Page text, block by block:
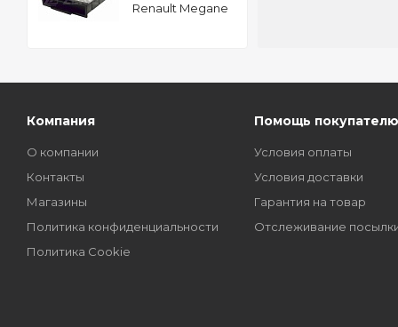
Renault Megane
Компания
О компании
Контакты
Магазины
Политика конфиденциальности
Политика Cookie
Помощь покупателю
Условия оплаты
Условия доставки
Гарантия на товар
Отслеживание